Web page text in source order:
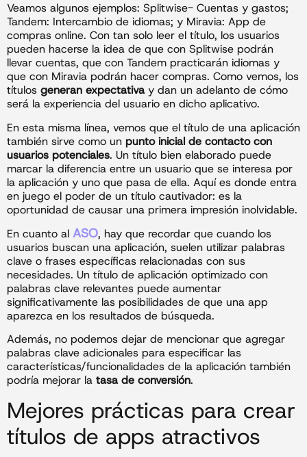
Veamos algunos ejemplos: Splitwise- Cuentas y gastos;
Tandem: Intercambio de idiomas; y Miravia: App de
compras online. Con tan solo leer el título, los usuarios
pueden hacerse la idea de que con Splitwise podrán
llevar cuentas, que con Tandem practicarán idiomas y
que con Miravia podrán hacer compras. Como vemos, los
títulos generan expectativa y dan un adelanto de cómo
será la experiencia del usuario en dicho aplicativo.
En esta misma línea, vemos que el título de una aplicación
también sirve como un punto inicial de contacto con
usuarios potenciales. Un título bien elaborado puede
marcar la diferencia entre un usuario que se interesa por
la aplicación y uno que pasa de ella. Aquí es donde entra
en juego el poder de un título cautivador: es la
oportunidad de causar una primera impresión inolvidable.
En cuanto al ASO, hay que recordar que cuando los
usuarios buscan una aplicación, suelen utilizar palabras
clave o frases específicas relacionadas con sus
necesidades. Un título de aplicación optimizado con
palabras clave relevantes puede aumentar
significativamente las posibilidades de que una app
aparezca en los resultados de búsqueda.
Además, no podemos dejar de mencionar que agregar
palabras clave adicionales para especificar las
características/funcionalidades de la aplicación también
podría mejorar la tasa de conversión.
Mejores prácticas para crear
títulos de apps atractivos